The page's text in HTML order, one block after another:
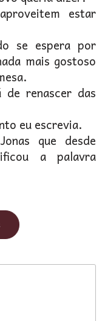
estar
se espera por
mais gostoso
renascer das
eu escrevia.
que desde
a palavra